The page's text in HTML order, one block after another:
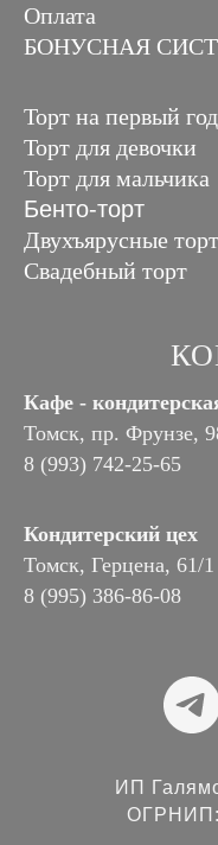
Оплата
БОНУСНАЯ
Торт на первый
Торт для девочки
Торт для мальчика
Бенто-торт
Двухъярусные
Свадебный торт
Кафе -
Томск, пр. Фрунзе,
8 (993) 742-25-65
Кондитерский цех
Томск, Герцена, 61/1
8 (995) 386-86-08
ИП
ОГРНИП: